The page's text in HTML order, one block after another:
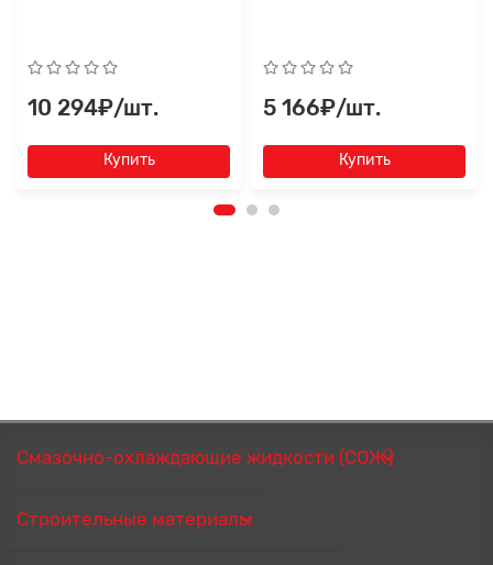
10 294₽/шт.
Купить
5 166₽/шт.
Купить
Смазочно-охлаждающие жидкости (СОЖ)
Строительные материалы